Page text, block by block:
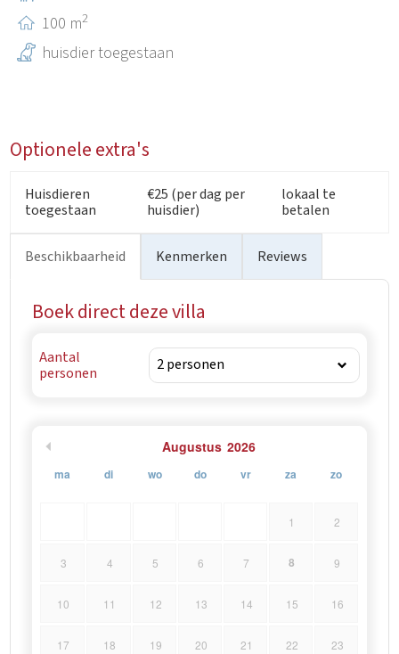
100 m2
huisdier toegestaan
Optionele extra's
Huisdieren
toegestaan
€25 (per dag per
huisdier)
lokaal te
betalen
Beschikbaarheid Kenmerken Reviews
Boek direct deze villa
Aantal
personen
Augustus 2026
ma di wo do vr za zo
1 2
3 4 5 6 7 8 9
10 11 12 13 14 15 16
17 18 19 20 21 22 23